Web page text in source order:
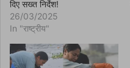
w
i
n
d
o
w
)
दिए सख्त निर्देश!
26/03/2025
In "राष्ट्रीय"